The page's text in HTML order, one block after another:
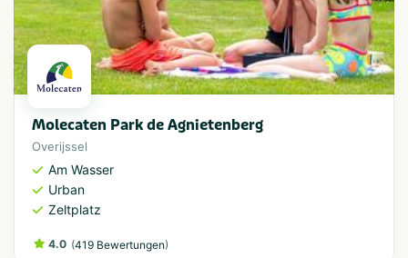
Molecaten Park de Agnietenberg
Overijssel
Am Wasser
Urban
Zeltplatz
4.0 (419 Bewertungen)